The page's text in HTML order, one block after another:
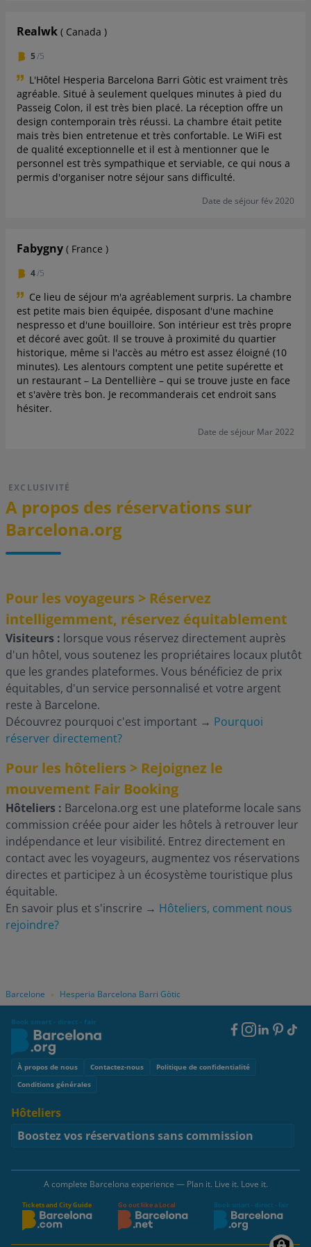
Barcelone » Hesperia Barcelona Barri Gòtic
Realwk ( Canada )
5/5
L'Hôtel Hesperia Barcelona Barri Gòtic est vraiment très
agréable. Situé à seulement quelques minutes à pied du
Passeig Colon, il est très bien placé. La réception offre un
design contemporain très réussi. La chambre était petite
mais très bien entretenue et très confortable. Le WiFi est
de qualité exceptionnelle et il est à mentionner que le
personnel est très sympathique et serviable, ce qui nous a
permis d'organiser notre séjour sans difficulté.
Date de séjour fév 2020
Fabygny ( France )
4/5
Ce lieu de séjour m'a agréablement surpris. La chambre
est petite mais bien équipée, disposant d'une machine
nespresso et d'une bouilloire. Son intérieur est très propre
et décoré avec goût. Il se trouve à proximité du quartier
historique, même si l'accès au métro est assez éloigné (10
minutes). Les alentours comptent une petite supérette et
un restaurant – La Dentellière – qui se trouve juste en face
et s'avère très bon. Je recommanderais cet endroit sans
hésiter.
Date de séjour Mar 2022
EXCLUSIVITÉ
A propos des réservations sur
Barcelona.org
Pour les voyageurs > Réservez
intelligemment, réservez équitablement
Visiteurs : lorsque vous réservez directement auprès
d'un hôtel, vous soutenez les propriétaires locaux plutôt
que les grandes plateformes. Vous bénéficiez de prix
équitables, d'un service personnalisé et votre argent
reste à Barcelone.
Découvrez pourquoi c'est important → Pourquoi
réserver directement?
Pour les hôteliers > Rejoignez le
mouvement Fair Booking
Hôteliers : Barcelona.org est une plateforme locale sans
commission créée pour aider les hôtels à retrouver leur
indépendance et leur visibilité. Entrez directement en
contact avec les voyageurs, augmentez vos réservations
directes et participez à un écosystème touristique plus
équitable.
En savoir plus et s'inscrire → Hôteliers, comment nous
rejoindre?
Book smart - direct - fair
Footer
Social
Footer
À propos de nous Contactez-nous
Politique de confidentialité
Conditions générales
Hôteliers
Boostez vos réservations sans commission
A complete Barcelona experience — Plan it. Live it. Love it.
Tickets and City Guide Go out like a Local Book smart - direct - fair